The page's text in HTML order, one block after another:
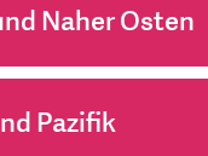
Naher Osten
Pazifik